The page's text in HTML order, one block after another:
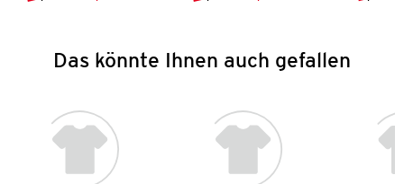
Das könnte Ihnen auch gefallen